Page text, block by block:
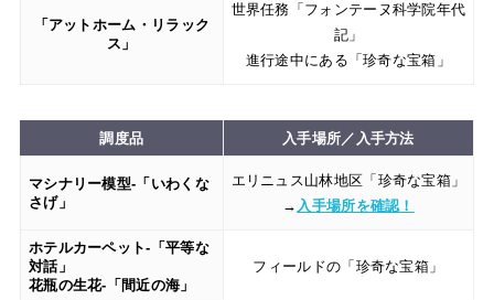
「アットホーム・リラック
ス」
世界任務「フォンテーヌ科学院年代
記」
進行途中にある「珍奇な宝箱」
調度品 入手場所／入手方法
マシナリー模型-「いわくな
さげ」
エリニュス山林地区「珍奇な宝箱」
→ 入手場所を確認！
ホテルカーペット-「平等な
対話」
花瓶の生花-「間近の海」
フィールドの「珍奇な宝箱」